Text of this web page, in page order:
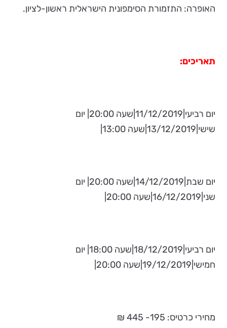
האופרה: התזמורת הסימפונית הישראלית ראשון-לציון.
תאריכים:
יום רביעי|11/12/2019|שעה 20:00| יום
שישי|13/12/2019|שעה 13:00|
יום שבת|14/12/2019|שעה 20:00| יום
שני|16/12/2019|שעה 20:00|
יום רביעי|18/12/2019|שעה 18:00| יום
חמישי|19/12/2019|שעה 20:00|
מחירי כרטיס: 195- 445 ₪